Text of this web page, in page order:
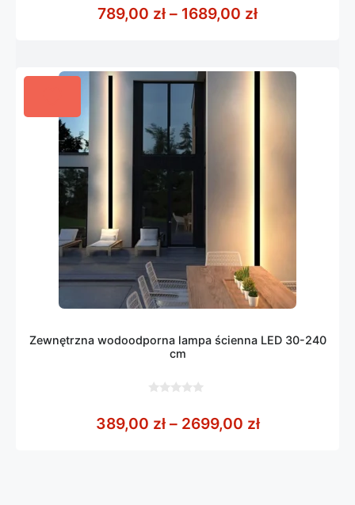
5
789,00 zł – 1689,00 złZakres cen:
Zewnętrzna wodoodporna lampa ścienna LED 30-240
cm
5
389,00 zł – 2699,00 złZakres cen: